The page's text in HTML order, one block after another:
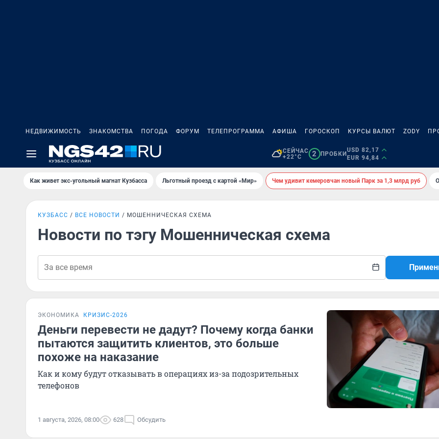
НЕДВИЖИМОСТЬ ЗНАКОМСТВА ПОГОДА ФОРУМ ТЕЛЕПРОГРАММА АФИША ГОРОСКОП КУРСЫ ВАЛЮТ ZODY
СЕЙЧАС
+22°C
2 ПРОБКИ
USD 82,17
EUR 94,84
Как живет экс-угольный магнат Кузбасса Льготный проезд с картой «Мир» Чем удивит кемеровчан новый Парк за 1,3 млрд руб
КУЗБАСС ВСЕ НОВОСТИ МОШЕННИЧЕСКАЯ СХЕМА
Новости по тэгу Мошенническая схема
ЭКОНОМИКА КРИЗИС-2026
Деньги перевести не дадут? Почему когда банки
пытаются защитить клиентов, это больше
похоже на наказание
Как и кому будут отказывать в операциях из-за подозрительных
телефонов
1 августа, 2026, 08:00 628 Обсудить